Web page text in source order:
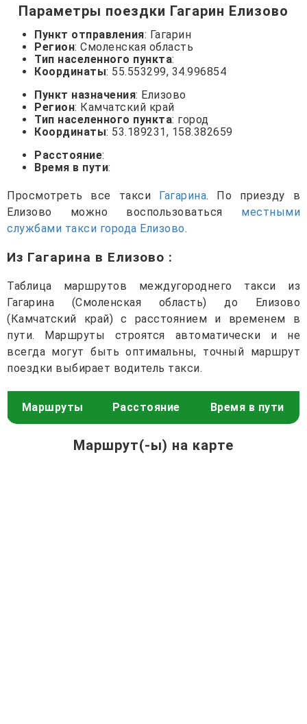
Параметры поездки Гагарин Елизово
Пункт отправления: Гагарин
Регион: Смоленская область
Тип населенного пункта:
Координаты: 55.553299, 34.996854
Пункт назначения: Елизово
Регион: Камчатский край
Тип населенного пункта: город
Координаты: 53.189231, 158.382659
Расстояние:
Время в пути:
Просмотреть все такси Гагарина. По приезду в
Елизово можно воспользоваться местными
службами такси города Елизово.
Из Гагарина в Елизово :
Таблица маршрутов междугороднего такси из
Гагарина (Смоленская область) до Елизово
(Камчатский край) с расстоянием и временем в
пути. Маршруты строятся автоматически и не
всегда могут быть оптимальны, точный маршрут
поездки выбирает водитель такси.
Маршруты Расстояние Время в пути
Маршрут(-ы) на карте